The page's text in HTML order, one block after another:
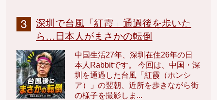
深圳で台風「紅霞」通過後を歩いた
ら…日本人がまさかの転倒
中国生活27年、深圳在住26年の日
本人Rabbitです。 今回は、中国・深
圳を通過した台風「紅霞（ホンシ
ア）」の翌朝、近所を歩きながら街
の様子を撮影しま...